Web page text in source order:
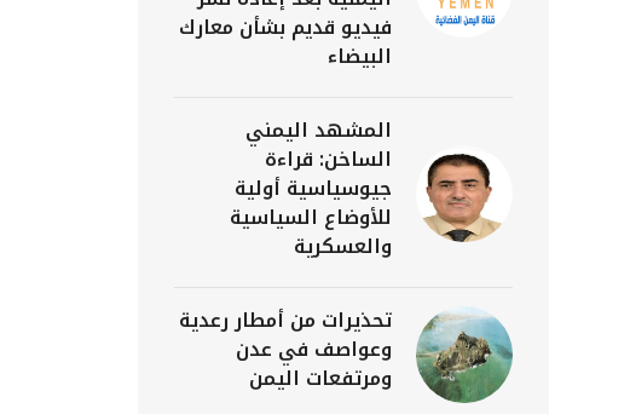
فيديو قديم بشأن معارك
البيضاء
المشهد اليمني
الساخن: قراءة
جيوسياسية أولية
للأوضاع السياسية
والعسكرية
تحذيرات من أمطار رعدية
وعواصف في عدن
ومرتفعات اليمن